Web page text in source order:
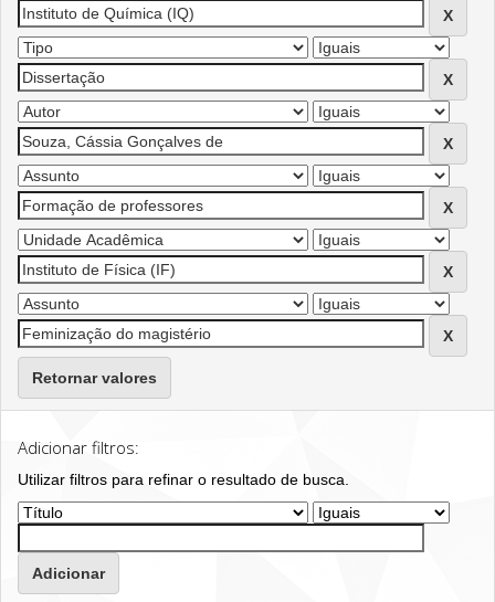
Retornar valores
Adicionar filtros:
Utilizar filtros para refinar o resultado de busca.